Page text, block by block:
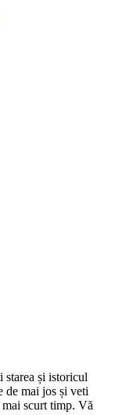
starea și istoricul
de mai jos și veti
scurt timp. Vă